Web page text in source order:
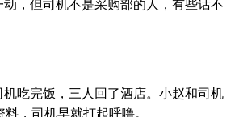
，但司机不是采购部的人，有些话不
吃完饭，三人回了酒店。小赵和司机
，司机早就打起呼噜。